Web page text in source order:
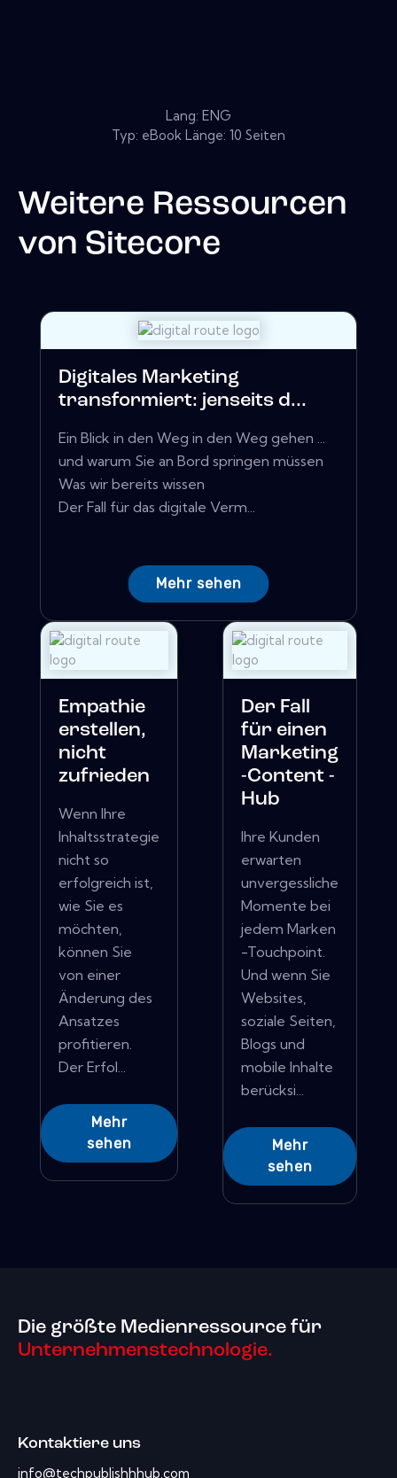
Lang: ENG
Typ: eBook Länge: 10 Seiten
Weitere Ressourcen
von Sitecore
Digitales Marketing
transformiert: jenseits d...
Ein Blick in den Weg in den Weg gehen ...
und warum Sie an Bord springen müssen
Was wir bereits wissen
Der Fall für das digitale Verm...
Mehr sehen
Empathie
erstellen,
nicht
zufrieden
Wenn Ihre
Inhaltsstrategie
nicht so
erfolgreich ist,
wie Sie es
möchten,
können Sie
von einer
Änderung des
Ansatzes
profitieren.
Der Erfol...
Mehr
sehen
Der Fall
für einen
Marketing
-Content -
Hub
Ihre Kunden
erwarten
unvergessliche
Momente bei
jedem Marken
-Touchpoint.
Und wenn Sie
Websites,
soziale Seiten,
Blogs und
mobile Inhalte
berücksi...
Mehr
sehen
Die größte Medienressource für
Unternehmenstechnologie.
Kontaktiere uns
info@techpublishhhub.com